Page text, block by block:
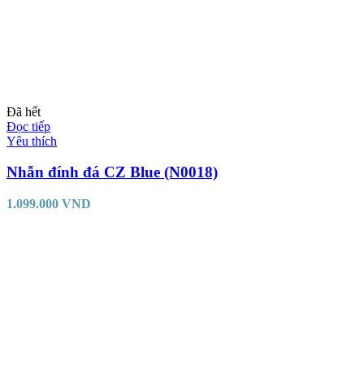
Đã hết
Đọc tiếp
Yêu thích
Nhẫn đính đá CZ Blue (N0018)
1.099.000 VND